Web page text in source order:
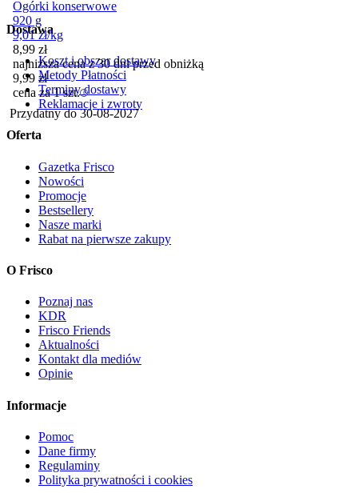
Ogórki konserwowe
920 g
9,01 zł/kg
8,99 zł
najniższa cena z 30 dni przed obniżką
9,99 zł
cena za 1 szt.
Przydatny do30-08-2027
Dostawa
Koszt i obszar dostawy
Metody Płatności
Terminy dostawy
Reklamacje i zwroty
Oferta
Gazetka Frisco
Nowości
Promocje
Bestsellery
Nasze marki
Rabat na pierwsze zakupy
O Frisco
Poznaj nas
KDR
Frisco Friends
Aktualności
Kontakt dla mediów
Opinie
Informacje
Pomoc
Dane firmy
Regulaminy
Polityka prywatności i cookies